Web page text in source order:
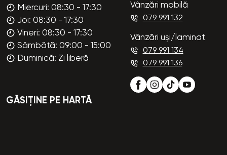
Miercuri: 08:30 - 17:30
Joi: 08:30 - 17:30
Vineri: 08:30 - 17:30
Sâmbătă: 09:00 - 15:00
Duminică: Zi liberă
Vânzări mobilă
079 991 132
Vânzări uși/laminat
079 991 134
079 991 136
GĂSIȚINE PE HARTĂ